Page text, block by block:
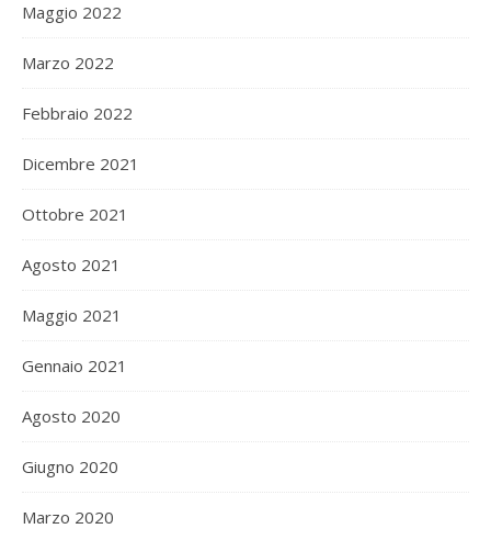
Maggio 2022
Marzo 2022
Febbraio 2022
Dicembre 2021
Ottobre 2021
Agosto 2021
Maggio 2021
Gennaio 2021
Agosto 2020
Giugno 2020
Marzo 2020